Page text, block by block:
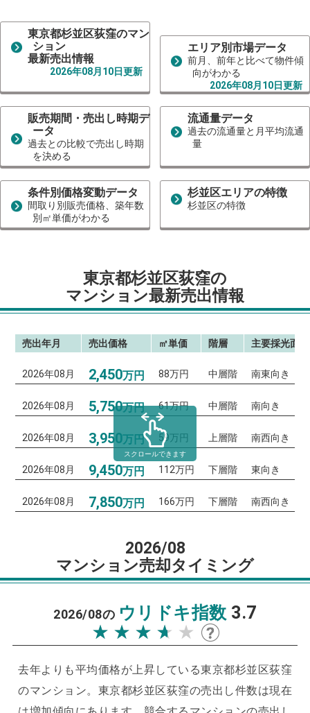
東京都杉並区荻窪のマン
ション
最新売出情報
2026年08月10日更新
エリア別市場データ
前月、前年と比べて物件傾
向がわかる
2026年08月10日更新
販売期間・売出し時期デ
ータ
過去との比較で売出し時期
を決める
流通量データ
過去の流通量と月平均流通
量
条件別価格変動データ
間取り別販売価格、築年数
別㎡単価がわかる
杉並区エリアの特徴
杉並区の特徴
東京都杉並区荻窪の
マンション最新売出情報
売出年月 売出価格 ㎡単価 階層 主要採光面
2026年08月 2,450万円 88万円 中層階 南東向き
2026年08月 5,750万円 61万円 中層階 南向き
2026年08月 3,950万円 59万円 上層階 南西向き
2026年08月 9,450万円 112万円 下層階 東向き
2026年08月 7,850万円 166万円 下層階 南西向き
スクロールできます
2026/08
マンション売却タイミング
2026/08の ウリドキ指数 3.7
★★★★★
★★★★★
去年よりも平均価格が上昇している東京都杉並区荻窪
のマンション。 東京都杉並区荻窪の売出し件数は現在